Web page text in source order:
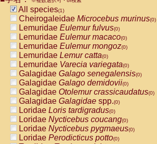
All species(1)
Cheirogaleidae Microcebus murinus(0)
Lemuridae Eulemur fulvus(0)
Lemuridae Eulemur macaco(0)
Lemuridae Eulemur mongoz(0)
Lemuridae Lemur catta(0)
Lemuridae Varecia variegata(0)
Galagidae Galago senegalensis(0)
Galagidae Galago demidovii(0)
Galagidae Otolemur crassicaudatus(0)
Galagidae Galagidae spp.(0)
Loridae Loris tardigradus(0)
Loridae Nycticebus coucang(0)
Loridae Nycticebus pygmaeus(0)
Loridae Perodicticus potto(0)